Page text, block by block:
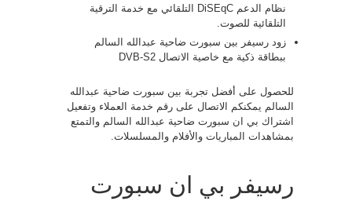
نظام الدعم DiSEqC التلقائي مع خدمة الترقية
التلقائية للصوت.
زود رسيفر بين سبورت ضاحية عبدالله السالم
ببطاقة ذكية مع خاصية الاتصال DVB-S2
للحصول على أفضل تجربة بين سبورت ضاحية عبدالله
السالم يمكنكم الاتصال على رقم خدمة العملاء وتفعيل
اشتراك بي ان سبورت ضاحية عبدالله السالم والتمتع
بمشاهدات المباريات والأفلام والمسلسلات.
رسيفر بي ان سبورت